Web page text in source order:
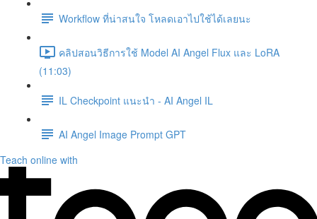
Workflow ที่น่าสนใจ โหลดเอาไปใช้ได้เลยนะ
คลิปสอนวิธีการใช้ Model AI Angel Flux และ LoRA
(11:03)
IL Checkpoint แนะนำ - AI Angel IL
AI Angel Image Prompt GPT
Teach online with